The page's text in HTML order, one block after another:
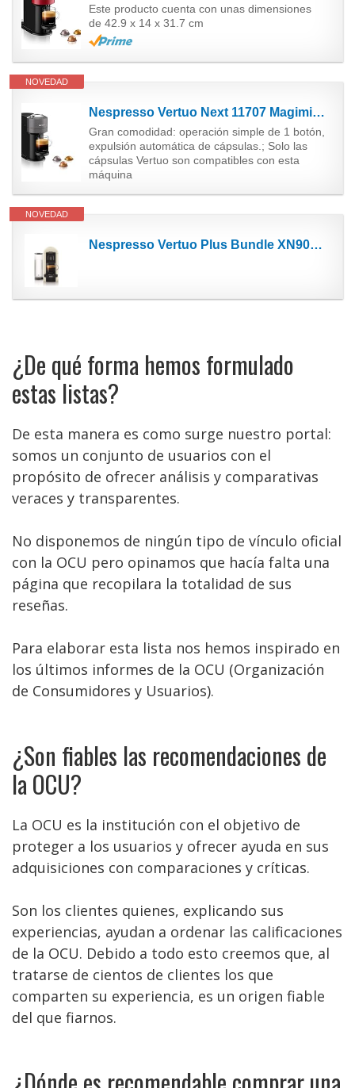
Este producto cuenta con unas dimensiones
de 42.9 x 14 x 31.7 cm
NOVEDAD
Nespresso Vertuo Next 11707 Magimix - Cafetera (color gris oscuro)
Gran comodidad: operación simple de 1 botón,
expulsión automática de cápsulas.; Solo las
cápsulas Vertuo son compatibles con esta
máquina
NOVEDAD
Nespresso Vertuo Plus Bundle XN902840 - Cafetera con Aeroccino de Krups, color blanco
¿De qué forma hemos formulado
estas listas?
De esta manera es como surge nuestro portal:
somos un conjunto de usuarios con el
propósito de ofrecer análisis y comparativas
veraces y transparentes.
No disponemos de ningún tipo de vínculo oficial
con la OCU pero opinamos que hacía falta una
página que recopilara la totalidad de sus
reseñas.
Para elaborar esta lista nos hemos inspirado en
los últimos informes de la OCU (Organización
de Consumidores y Usuarios).
¿Son fiables las recomendaciones de
la OCU?
La OCU es la institución con el objetivo de
proteger a los usuarios y ofrecer ayuda en sus
adquisiciones con comparaciones y críticas.
Son los clientes quienes, explicando sus
experiencias, ayudan a ordenar las calificaciones
de la OCU. Debido a todo esto creemos que, al
tratarse de cientos de clientes los que
comparten su experiencia, es un origen fiable
del que fiarnos.